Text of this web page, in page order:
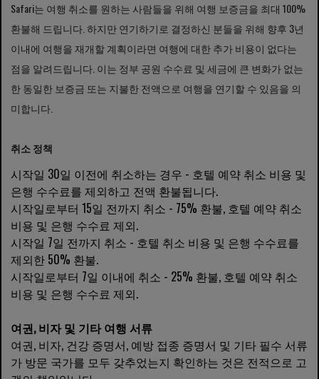
Safari는 여행 취소를 원하는 사람들을 위해 여행 보증금을 최대 100%
환불해 드립니다. 하지만 연기하기로 결정하신 분들을 위해 향후 3년
이내에 여행을 재개할 계획이라면 여행에 대한 추가 비용이 없다는
점을 알려드립니다. 이는 정부 공원 수수료 및 세금에 큰 변화가 없는
한 동일한 보증금 또는 지불한 전액으로 여행을 연기할 수 있음을 의
미합니다.
취소 정책
시작일 30일 이전에 취소하는 경우 - 호텔 예약 취소 비용 및
은행 수수료를 제외하고 전액 환불됩니다.
시작일로부터 15일 전까지 취소 - 75% 환불, 호텔 예약 취소
비용 및 은행 수수료 제외.
시작일 7일 전까지 취소 - 호텔 취소 비용 및 은행 수수료를
제외한 50% 환불.
시작일로부터 7일 이내에 취소 - 25% 환불, 호텔 예약 취소
비용 및 은행 수수료 제외.
여권, 비자 및 기타 여행 서류
여권, 비자, 건강 증명서, 예방 접종 증명서 및 기타 필수 서류
가 방문 국가를 모두 갖추었는지 확인하는 것은 전적으로 고